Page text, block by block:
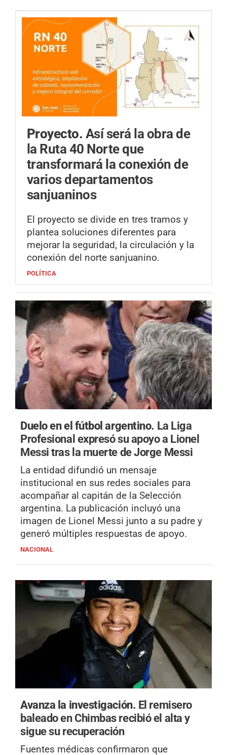
Proyecto. Así será la obra de
la Ruta 40 Norte que
transformará la conexión de
varios departamentos
sanjuaninos
El proyecto se divide en tres tramos y
plantea soluciones diferentes para
mejorar la seguridad, la circulación y la
conexión del norte sanjuanino.
POLÍTICA
Duelo en el fútbol argentino. La Liga
Profesional expresó su apoyo a Lionel
Messi tras la muerte de Jorge Messi
La entidad difundió un mensaje
institucional en sus redes sociales para
acompañar al capitán de la Selección
argentina. La publicación incluyó una
imagen de Lionel Messi junto a su padre y
generó múltiples respuestas de apoyo.
NACIONAL
Avanza la investigación. El remisero
baleado en Chimbas recibió el alta y
sigue su recuperación
Fuentes médicas confirmaron que